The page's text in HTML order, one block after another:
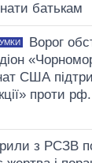
батькам
Ворог
США
проти
з РСЗВ